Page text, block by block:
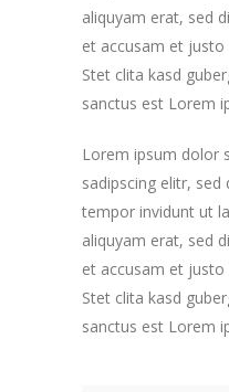
aliquyam erat, sed
et accusam et
Stet clita kasd
sanctus est Lorem
Lorem ipsum dolor
sadipscing elitr,
tempor invidunt ut
aliquyam erat, sed
et accusam et
Stet clita kasd
sanctus est Lorem